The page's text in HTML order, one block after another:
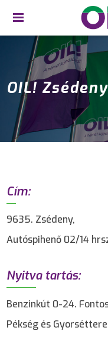
OIL! Zsédeny
Cím:
9635. Zsédeny,
Autóspihenő 02/14
Nyitva tartás:
Benzinkút 0-24.
Pékség és